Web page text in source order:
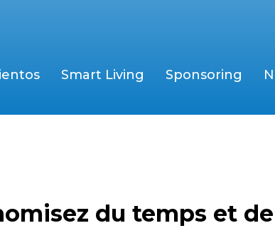
Smart Living Sponsoring
du temps et